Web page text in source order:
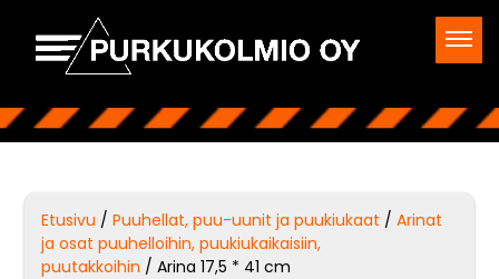
Etusivu /Puuhellat, puu-uunit ja puukiukaat /Arinat
ja osat puuhelloihin, puukiukaikaisiin,
puutakkoihin / Arina 17,5 * 41 cm